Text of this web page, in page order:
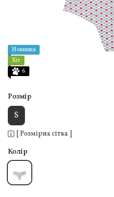
Новинка
Хіт
6
Розмір
S
[ Розмірна сітка ]
Колір